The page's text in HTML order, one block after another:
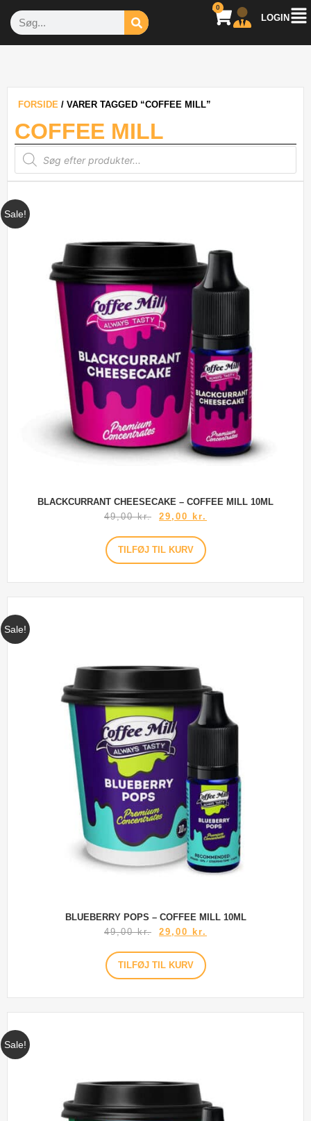
LOGIN
0
FORSIDE / VARER TAGGED “COFFEE MILL”
COFFEE MILL
Sale!
BLACKCURRANT CHEESECAKE – COFFEE MILL 10ML
49,00kr. 29,00 kr.
TILFØJ TIL KURV
Sale!
BLUEBERRY POPS – COFFEE MILL 10ML
49,00kr. 29,00 kr.
TILFØJ TIL KURV
Sale!